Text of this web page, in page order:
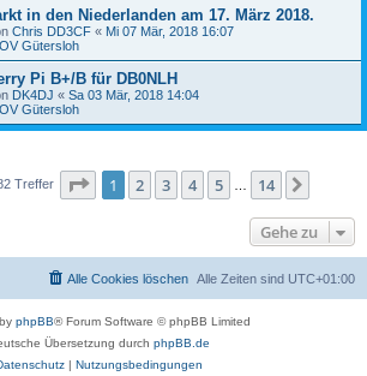
in den Niederlanden am 17. März 2018.
Chris DD3CF « Mi 07 Mär, 2018 16:07
Gütersloh
Pi B+/B für DB0NLH
DK4DJ « Sa 03 Mär, 2018 14:04
Gütersloh
Treffer Seite 1von 14
1 2 3 4 5 14
Gehe zu
Alle Zeiten sind UTC+01:00
Alle Cookies löschen
phpBB® Forum Software © phpBB Limited
Übersetzung durch phpBB.de
| Nutzungsbedingungen